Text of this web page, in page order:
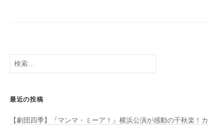
検
索:
最近の投稿
【劇団四季】『マンマ・ミーア！』横浜公演が感動の千秋楽！カ